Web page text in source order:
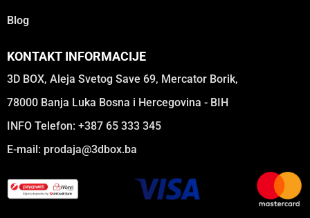
Blog
KONTAKT INFORMACIJE
3D BOX, Aleja Svetog Save 69, Mercator Borik,
78000 Banja Luka Bosna i Hercegovina - BIH
INFO Telefon: +387 65 333 345
E-mail: prodaja@3dbox.ba